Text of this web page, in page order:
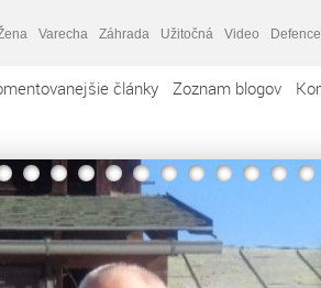
Varecha Záhrada Užitočná Video
články Zoznam blogov